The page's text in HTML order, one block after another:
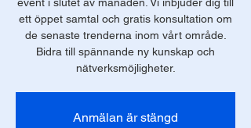
ett öppet samtal och gratis konsultation om
de senaste trenderna inom vårt område.
Bidra till spännande ny kunskap och
nätverksmöjligheter.
Anmälan är stängd